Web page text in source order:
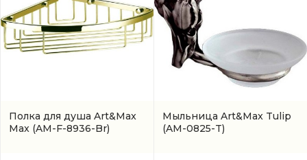
Полкa для душа Art&Max
Max (AM-F-8936-Br)
Мыльница Art&Max Tulip
(AM-0825-T)